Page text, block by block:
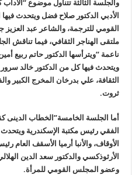
والجلسة الثالثة تتناول موضوع
الأدبي الدكتور صلاح فضل ويتحدث
القومي للترجمة، والشاعر عبد العزيز
ملتقى الهناجر الثقافي، فيما تناقش
ناعمة “ويترأسها الدكتور حاتم ربيع
ويتحدث فيها كل من الدكتور خالد
الثقافة، علي بدرخان المخرج
ثروت.
أما الجلسة الخامسة”الخطاب الدينى
الفقي رئيس مكتبة الإسكندرية
الأوقاف، والأنبا أرميا الأسقف العام
الأرثوذكسي والدكتور سعد الدين
وعضو المجلس القومي للمرأة.